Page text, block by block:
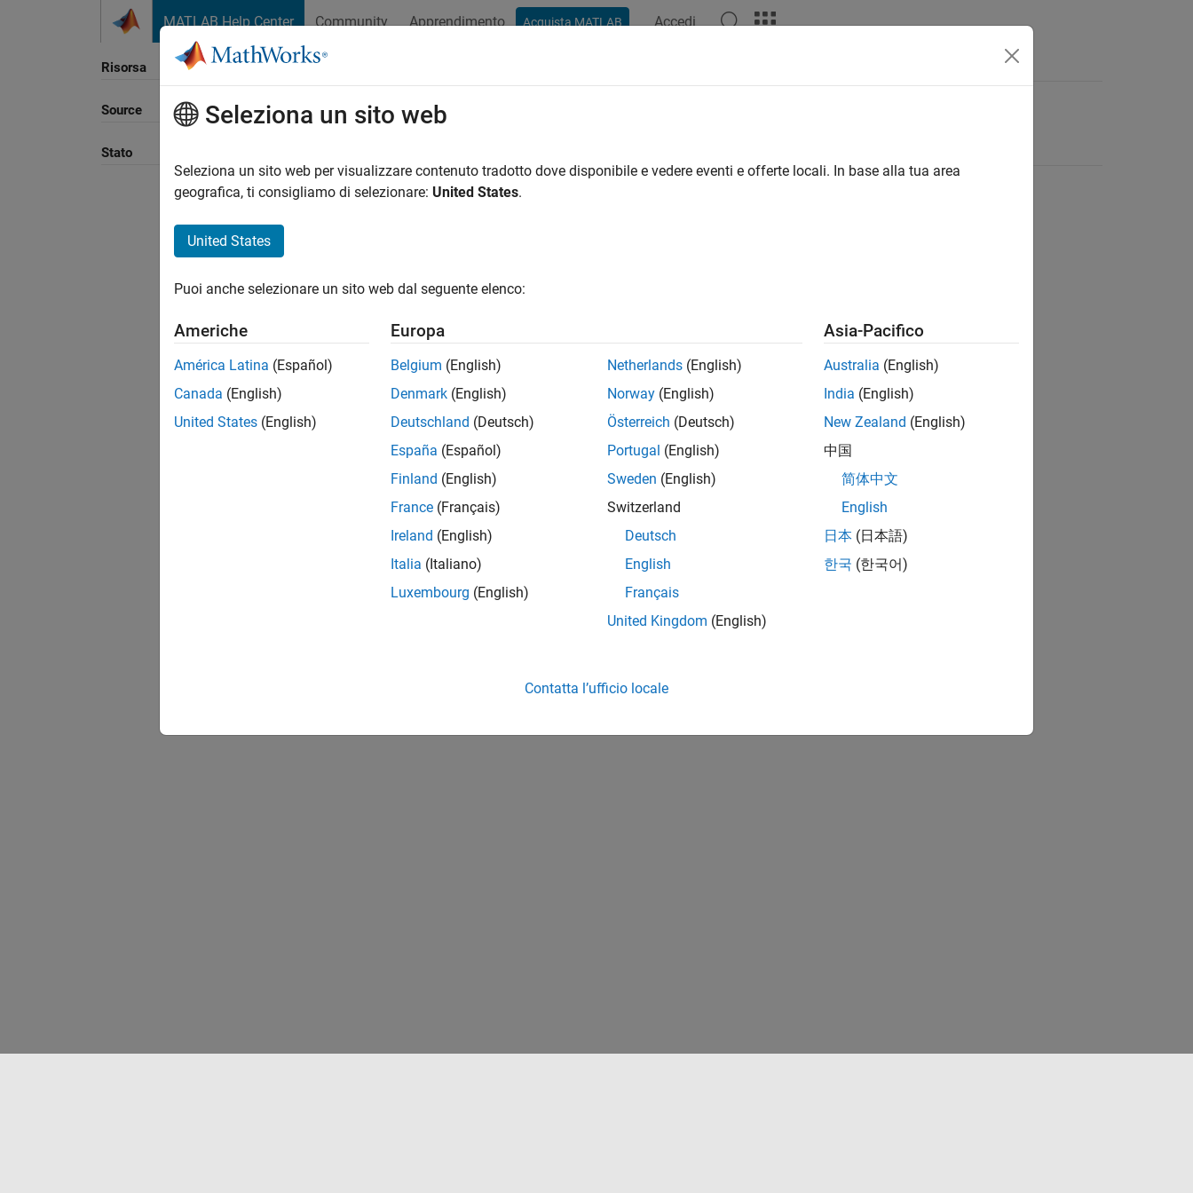
MATLAB Help Center Community Apprendimento Acquista MATLAB Accedi
Risorsa
Source
Stato
Ordina per
Seleziona un sito web
Seleziona un sito web per visualizzare contenuto tradotto dove disponibile e vedere eventi e offerte locali. In base alla tua area
geografica, ti consigliamo di selezionare: United States.
United States
Puoi anche selezionare un sito web dal seguente elenco:
Americhe
América Latina (Español)
Canada (English)
United States (English)
Europa
Belgium (English)
Denmark (English)
Deutschland (Deutsch)
España (Español)
Finland (English)
France (Français)
Ireland (English)
Italia (Italiano)
Luxembourg (English)
Netherlands (English)
Norway (English)
Österreich (Deutsch)
Portugal (English)
Sweden (English)
Switzerland
Deutsch
English
Français
United Kingdom (English)
Asia-Pacifico
Australia (English)
India (English)
New Zealand (English)
中国
简体中文
English
日本 (日本語)
한국 (한국어)
Contatta l’ufficio locale